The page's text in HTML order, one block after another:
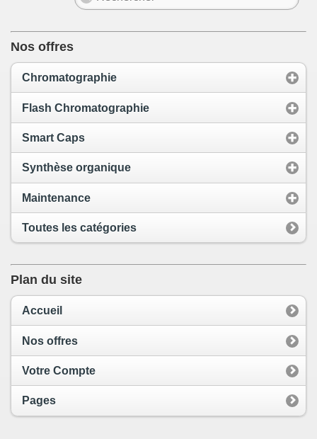
Nos offres
Chromatographie
Flash Chromatographie
Smart Caps
Synthèse organique
Maintenance
Toutes les catégories
Plan du site
Accueil
Nos offres
Votre Compte
Pages